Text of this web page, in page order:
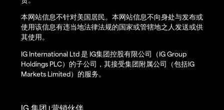
本网站信息不针对美国居民。本网站信息不向身处与发布或
使用该信息有违当地法律法规的国家或管辖地之人发送或供
其使用。
IG International Ltd 是 IG集团控股有限公司（IG Group
Holdings PLC）的子公司，其接受集团附属公司（包括IG
Markets Limited）的服务。
IG 集团 营销伙伴